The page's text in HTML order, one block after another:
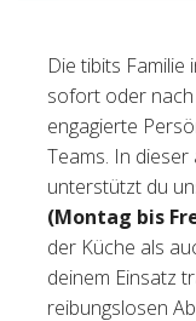
Login
Schweiz (DE)
Die tibits
sofort oder
engagierte
Teams. In
unterstützt du
(Montag bis
der Küche als
deinem Einsatz
reibungslosen